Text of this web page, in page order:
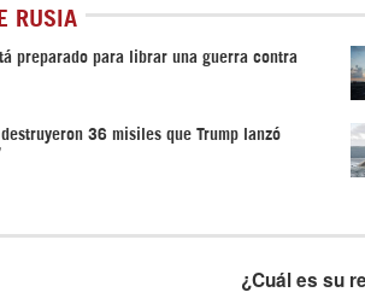
RUSIA
preparado para librar una guerra contra
destruyeron 36 misiles que Trump lanzó